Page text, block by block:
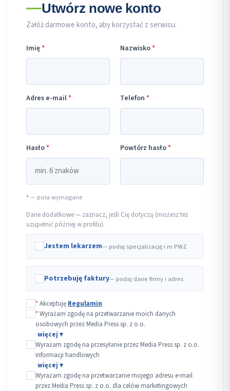
Utwórz nowe konto
Załóż darmowe konto, aby korzystać z serwisu.
Imię* Nazwisko*
Adres e-mail* Telefon *
Hasło* Powtórz hasło*
*— pola wymagane
Dane dodatkowe — zaznacz, jeśli Cię dotyczą (możesz też
uzupełnić później w profilu).
Jestem lekarzem— podaj specjalizację i nr PWZ
Potrzebuję faktury— podaj dane firmy i adres
*Akceptuję Regulamin
*Wyrażam zgodę na przetwarzanie moich danych
osobowych przez Media Press sp. z o.o.
Wyrażam zgodę na przesyłanie przez Media Press sp. z o.o.
informacji handlowych
Wyrażam zgodę na przetwarzanie mojego adresu e-mail
przez Media Press sp. z o.o. dla celów marketingowych